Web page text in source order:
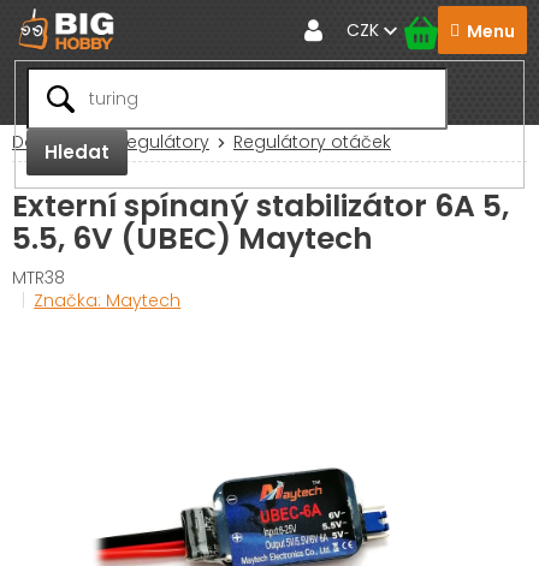
Přejít
na
obsah
Hledat
CZK
Domů RC Regulátory Regulátory otáček
Externí spínaný stabilizátor 6A 5,
5.5, 6V (UBEC) Maytech
MTR38
Značka: Maytech